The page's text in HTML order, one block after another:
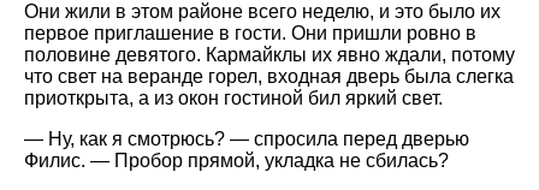
Они жили в этом районе всего неделю, и это было их
первое приглашение в гости. Они пришли ровно в
половине девятого. Кармайклы их явно ждали, потому
что свет на веранде горел, входная дверь была слегка
приоткрыта, а из окон гостиной бил яркий свет.
— Ну, как я смотрюсь? — спросила перед дверью
Филис. — Пробор прямой, укладка не сбилась?